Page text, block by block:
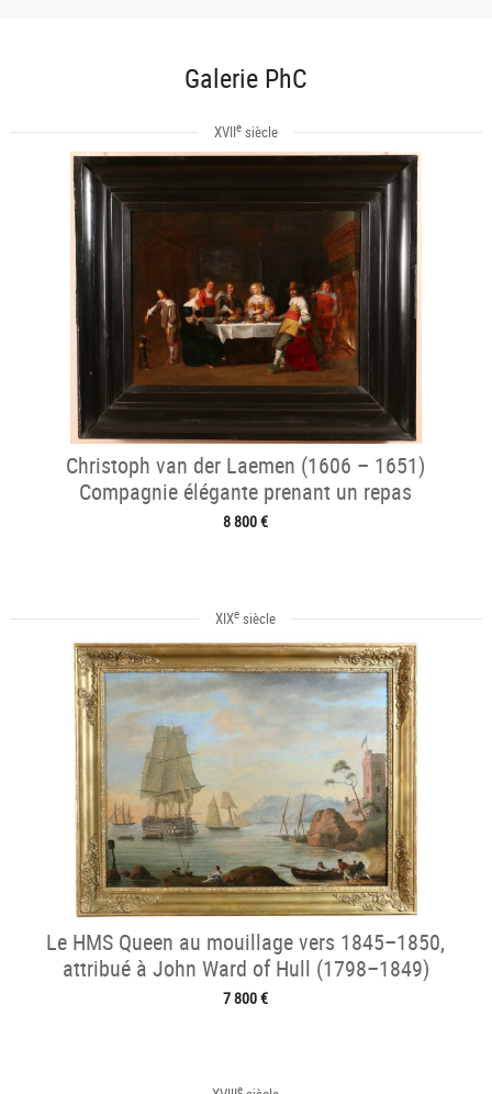
Galerie PhC
XVIIesiècle
Christoph van der Laemen (1606 – 1651)
Compagnie élégante prenant un repas
8 800 €
XIXe siècle
Le HMS Queen au mouillage vers 1845–1850,
attribué à John Ward of Hull (1798–1849)
7 800 €
e